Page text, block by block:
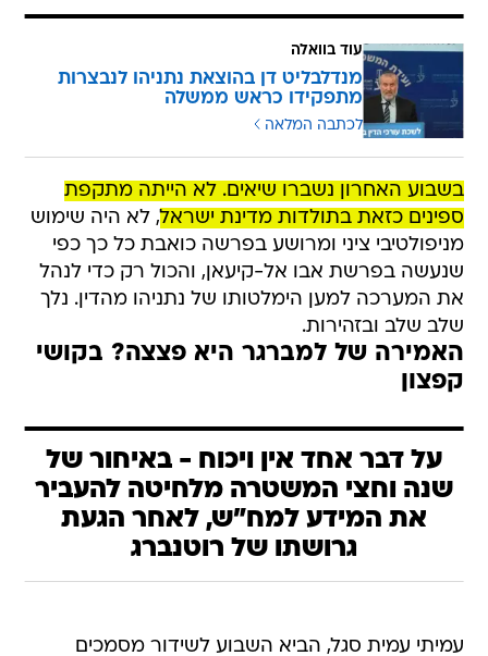
עוד בוואלה
מנדלבליט דן בהוצאת נתניהו לנבצרות
מתפקידו כראש ממשלה
לכתבה המלאה
בשבוע האחרון נשברו שיאים. לא הייתה מתקפת
ספינים כזאת בתולדות מדינת ישראל, לא היה שימוש
מניפולטיבי ציני ומרושע בפרשה כואבת כל כך כפי
שנעשה בפרשת אבו אל-קיעאן, והכול רק כדי לנהל
את המערכה למען הימלטותו של נתניהו מהדין. נלך
שלב שלב ובזהירות.
האמירה של למברגר היא פצצה? בקושי
קפצון
על דבר אחד אין ויכוח - באיחור של
שנה וחצי המשטרה מלחיטה להעביר
את המידע למח"ש, לאחר הגעת
גרושתו של רוטנברג
עמיתי עמית סגל, הביא השבוע לשידור מסמכים